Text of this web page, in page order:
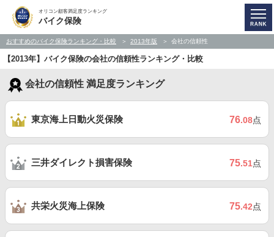
オリコン顧客満足度ランキング
バイク保険
おすすめのバイク保険ランキング・比較 2013年版 会社の信頼性
【2013年】バイク保険の会社の信頼性ランキング・比較
会社の信頼性 満足度ランキング
東京海上日動火災保険 76.08点
三井ダイレクト損害保険 75.51点
共栄火災海上保険 75.42点